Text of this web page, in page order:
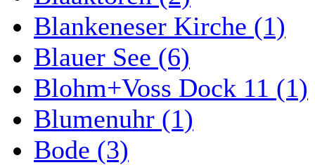
Blankeneser Kirche (1)
Blauer See (6)
Blohm+Voss Dock 11 (1)
Blumenuhr (1)
Bode (3)